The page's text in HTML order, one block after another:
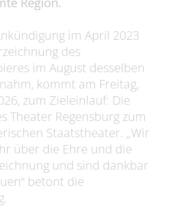
im April 2023
des
im August desselben
kommt am Freitag,
zum Zieleinlauf: Die
Theater Regensburg zum
Staatstheater. „Wir
über die Ehre und die
und sind dankbar
betont die